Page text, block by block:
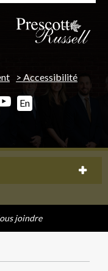
Accessibilité
En
joindre